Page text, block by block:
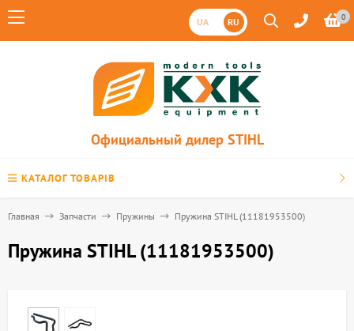
UA RU 0
Официальный дилер STIHL
КАТАЛОГ ТОВАРІВ
Главная Запчасти Пружины Пружина STIHL (11181953500)
Пружина STIHL (11181953500)